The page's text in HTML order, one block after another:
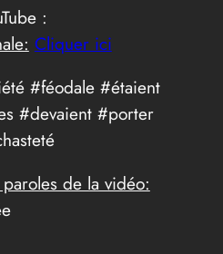
:
Cliquer ici
#féodale #étaient
#devaient #porter
de la vidéo: